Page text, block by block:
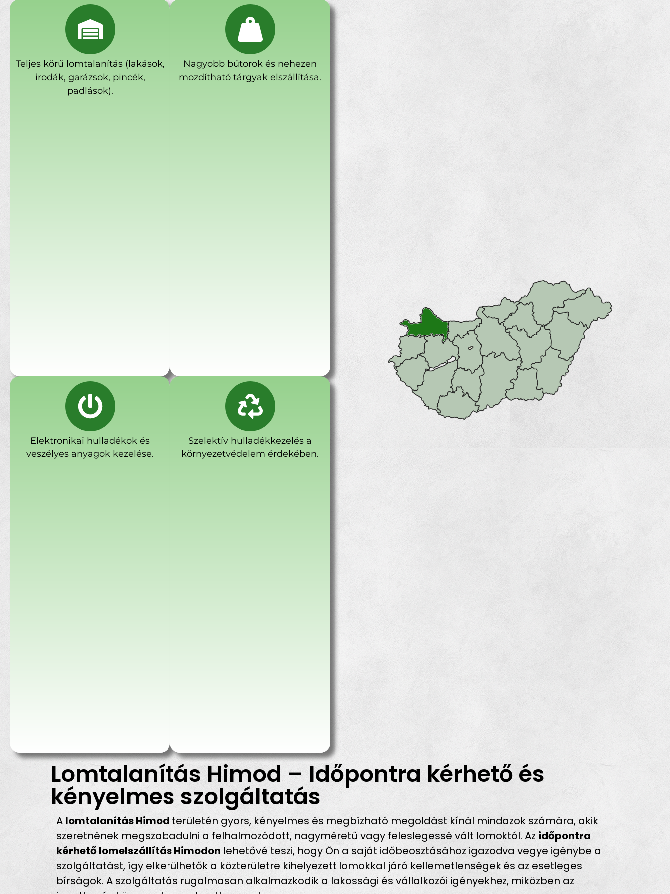
Teljes körű lomtalanítás (lakások,
irodák, garázsok, pincék,
padlások).
Nagyobb bútorok és nehezen
mozdítható tárgyak elszállítása.
Elektronikai hulladékok és
veszélyes anyagok kezelése.
Szelektív hulladékkezelés a
környezetvédelem érdekében.
Lomtalanítás Himod – Időpontra kérhető és
kényelmes szolgáltatás
A lomtalanítás Himod területén gyors, kényelmes és megbízható megoldást kínál mindazok számára, akik
szeretnének megszabadulni a felhalmozódott, nagyméretű vagy feleslegessé vált lomoktól. Az időpontra
kérhető lomelszállítás Himodon lehetővé teszi, hogy Ön a saját időbeosztásához igazodva vegye igénybe a
szolgáltatást, így elkerülhetők a közterületre kihelyezett lomokkal járó kellemetlenségek és az esetleges
bírságok. A szolgáltatás rugalmasan alkalmazkodik a lakossági és vállalkozói igényekhez, miközben az